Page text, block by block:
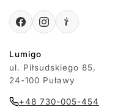
Lumigo
ul. Piłsudskiego 85,
24-100 Puławy
+48 730-005-454